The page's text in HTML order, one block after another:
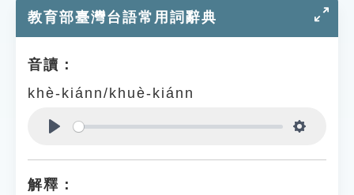
知識索引
遊戲專區
教育部臺灣台語常用詞辭典
音讀：
khè-kiánn/khuè-kiánn
解釋：